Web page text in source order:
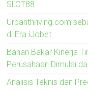
SLOT88
Urbanthriving.com
di Era iJobet
Bahan Bakar Kinerja
Perusahaan Dimulai
Analisis Teknis dan